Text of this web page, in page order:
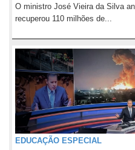
O ministro José Vieira da Silva
recuperou 110 milhões de...
EDUCAÇÃO ESPECIAL